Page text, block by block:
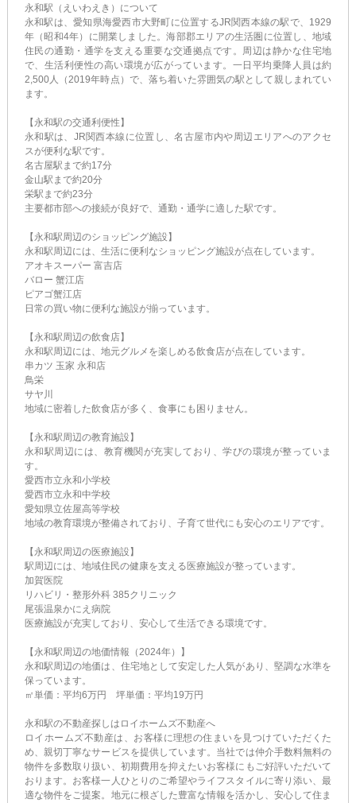
永和駅（えいわえき）について
永和駅は、愛知県海愛西市大野町に位置するJR関西本線の駅で、1929
年（昭和4年）に開業しました。海部郡エリアの生活圏に位置し、地域
住民の通勤・通学を支える重要な交通拠点です。周辺は静かな住宅地
で、生活利便性の高い環境が広がっています。一日平均乗降人員は約
2,500人（2019年時点）で、落ち着いた雰囲気の駅として親しまれてい
ます。
【永和駅の交通利便性】
永和駅は、JR関西本線に位置し、名古屋市内や周辺エリアへのアクセ
スが便利な駅です。
名古屋駅まで約17分
金山駅まで約20分
栄駅まで約23分
主要都市部への接続が良好で、通勤・通学に適した駅です。
【永和駅周辺のショッピング施設】
永和駅周辺には、生活に便利なショッピング施設が点在しています。
アオキスーパー 富吉店
バロー 蟹江店
ピアゴ蟹江店
日常の買い物に便利な施設が揃っています。
【永和駅周辺の飲食店】
永和駅周辺には、地元グルメを楽しめる飲食店が点在しています。
串カツ 玉家 永和店
鳥栄
サヤ川
地域に密着した飲食店が多く、食事にも困りません。
【永和駅周辺の教育施設】
永和駅周辺には、教育機関が充実しており、学びの環境が整っていま
す。
愛西市立永和小学校
愛西市立永和中学校
愛知県立佐屋高等学校
地域の教育環境が整備されており、子育て世代にも安心のエリアです。
【永和駅周辺の医療施設】
駅周辺には、地域住民の健康を支える医療施設が整っています。
加賀医院
リハビリ・整形外科 385クリニック
尾張温泉かにえ病院
医療施設が充実しており、安心して生活できる環境です。
【永和駅周辺の地価情報（2024年）】
永和駅周辺の地価は、住宅地として安定した人気があり、堅調な水準を
保っています。
㎡単価：平均6万円 坪単価：平均19万円
永和駅の不動産探しはロイホームズ不動産へ
ロイホームズ不動産は、お客様に理想の住まいを見つけていただくた
め、親切丁寧なサービスを提供しています。当社では仲介手数料無料の
物件を多数取り扱い、初期費用を抑えたいお客様にもご好評いただいて
おります。お客様一人ひとりのご希望やライフスタイルに寄り添い、最
適な物件をご提案。地元に根ざした豊富な情報を活かし、安心して住ま